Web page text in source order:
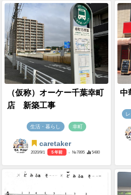
（仮称）オーケー千葉幸町
店 新築工事
生活・暮らし 幸町
caretaker
2020/9/1 5 年前 - №7895 5480
中